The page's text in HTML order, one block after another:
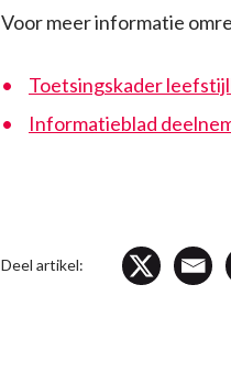
Voor meer informatie
Toetsingskader
Informatieblad
Deel artikel: